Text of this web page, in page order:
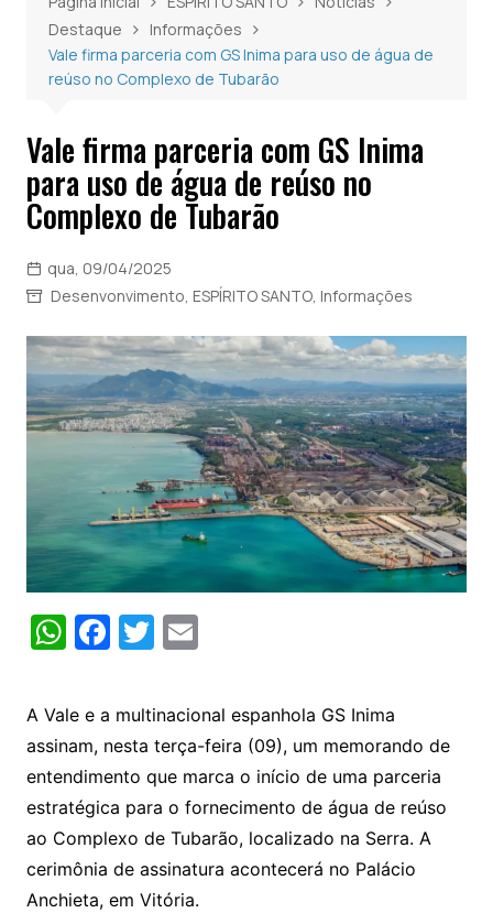
Destaque
Informações
Vale firma parceria com GS Inima para uso de água de
reúso no Complexo de Tubarão
Vale firma parceria com GS Inima
para uso de água de reúso no
Complexo de Tubarão
qua, 09/04/2025
Desenvonvimento, ESPÍRITO SANTO, Informações
W
at
s
A
p
p
F
c
e
b
o
o
k
T
itt
er
E
ai
l
A Vale e a multinacional espanhola GS Inima
assinam, nesta terça-feira (09), um memorando de
entendimento que marca o início de uma parceria
estratégica para o fornecimento de água de reúso
ao Complexo de Tubarão, localizado na Serra. A
cerimônia de assinatura acontecerá no Palácio
Anchieta, em Vitória.